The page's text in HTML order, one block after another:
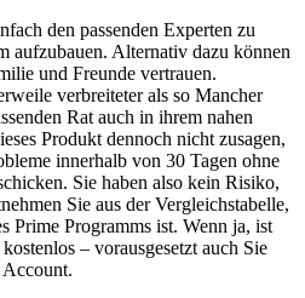
den passenden Experten zu
aufzubauen. Alternativ dazu können
und Freunde vertrauen.
verbreiteter als so Mancher
Rat auch in ihrem nahen
Produkt dennoch nicht zusagen,
innerhalb von 30 Tagen ohne
Sie haben also kein Risiko,
Sie aus der Vergleichstabelle,
Prime Programms ist. Wenn ja, ist
– vorausgesetzt auch Sie
Account.